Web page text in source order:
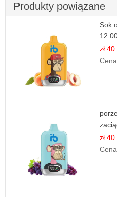
Produkty powiązane
Sok
zł
zł